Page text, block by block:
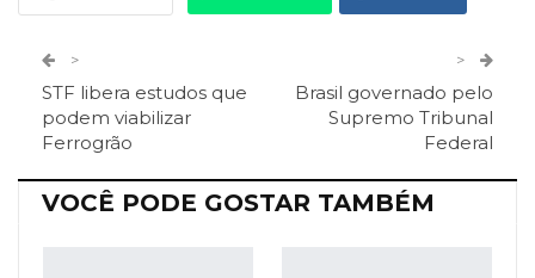
ReddIt Pinterest Telegram
>
STF libera estudos que
podem viabilizar
Ferrogrão
>
Brasil governado pelo
Supremo Tribunal
Federal
VOCÊ PODE GOSTAR TAMBÉM